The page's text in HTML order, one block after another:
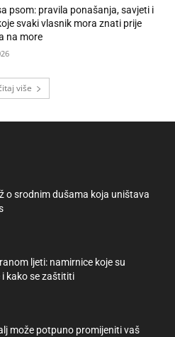
psom: pravila ponašanja, savjeti i
svaki vlasnik mora znati prije
na more
više
o srodnim dušama koja uništava
ljeti: namirnice koje su
i kako se zaštititi
može potpuno promijeniti vaš